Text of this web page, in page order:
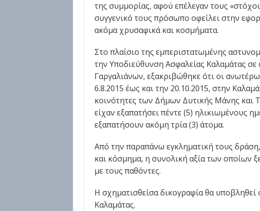
της συμμορίας, αφού επέλεγαν τους
συγγενικό τους πρόσωπο οφείλει στην
ακόμα χρυσαφικά και κοσμήματα.
Στο πλαίσιο της εμπεριστατωμένης
την Υποδιεύθυνση Ασφαλείας Καλαμάτας
Γαργαλιάνων, εξακριβώθηκε ότι οι
6.8.2015 έως και την 20.10.2015, στην
κοινότητες των Δήμων Δυτικής Μάνης και
είχαν εξαπατήσει πέντε (5) ηλικιωμένους
εξαπατήσουν ακόμη τρία (3) άτομα.
Από την παραπάνω εγκληματική τους
και κόσμημα, η συνολική αξία των οποίων
με τους παθόντες.
Η σχηματισθείσα δικογραφία θα
Καλαμάτας.